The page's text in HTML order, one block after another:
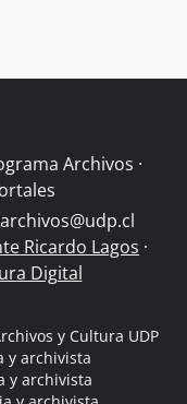
Archivos ·
Ricardo Lagos ·
Digital
y Cultura UDP
y archivista
y archivista